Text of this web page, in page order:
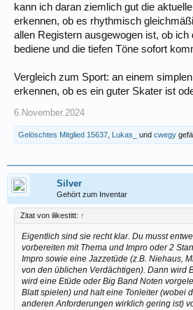
kann ich daran ziemlich gut die
erkennen, ob es rhythmisch
allen Registern ausgewogen ist, ob
bediene und die tiefen Töne sofort
Vergleich zum Sport: an einem
erkennen, ob es ein guter Skater ist
6.November.2024
Gelöschtes Mitglied 15637 Lukas_ und cwegy
Silver
Gehört zum Inventar
Zitat von ilikestitt: ↑
Eigentlich sind sie recht klar. Du musst
vorbereiten mit Thema und Impro oder 2
Impro sowie eine Jazzetüde (z.B. Niehaus,
von den üblichen Verdächtigen). Dann wird
wird eine Etüde oder Big Band Noten
Blatt spielen) und halt eine Tonleiter (wobei
anderen Anforderungen wirklich gering ist)